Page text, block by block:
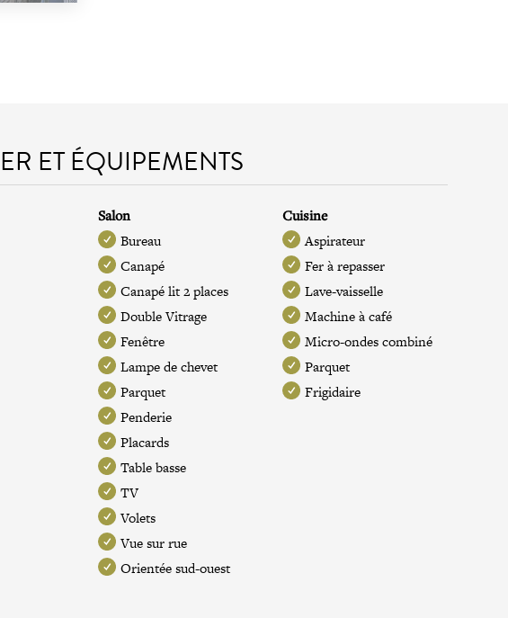
ET ÉQUIPEMENTS
Salon
Bureau
Canapé
Canapé lit 2 places
Double Vitrage
Fenêtre
Lampe de chevet
Parquet
Penderie
Placards
Table basse
TV
Volets
Vue sur rue
Orientée sud-ouest
Cuisine
Aspirateur
Fer à repasser
Lave-vaisselle
Machine à café
Micro-ondes combiné
Parquet
Frigidaire